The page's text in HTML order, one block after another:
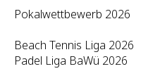
Pokalwettbewerb 2026
Beach Tennis Liga 2026
Padel Liga BaWü 2026